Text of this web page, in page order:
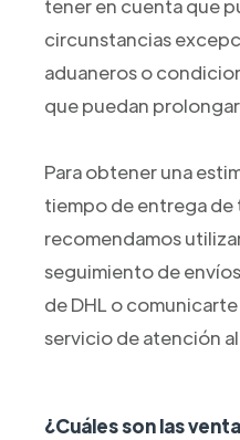
tener en cuenta que
circunstancias
aduaneros o
que puedan
Para obtener una
tiempo de entrega
recomendamos
seguimiento de
de DHL o
servicio de atención
¿Cuáles son las